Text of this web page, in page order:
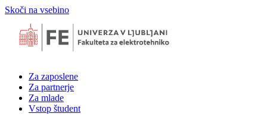
Skoči na vsebino
Za zaposlene
Za partnerje
Za mlade
Vstop študent